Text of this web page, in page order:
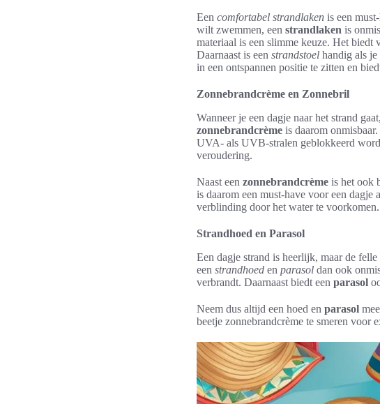
Een comfortabel strandlaken is een
wilt zwemmen, een strandlaken is
materiaal is een slimme keuze. Het biedt
Daarnaast is een strandstoel handig als
in een ontspannen positie te zitten en
Zonnebrandcrème en Zonnebril
Wanneer je een dagje naar het strand
zonnebrandcrème is daarom
UVA- als UVB-stralen geblokkeerd
veroudering.
Naast een zonnebrandcrème is het ook
is daarom een must-have voor een
verblinding door het water te voorkomen.
Strandhoed en Parasol
Een dagje strand is heerlijk, maar de
een strandhoed en parasol dan ook
verbrandt. Daarnaast biedt een parasol
Neem dus altijd een hoed en parasol
beetje zonnebrandcrème te smeren voor